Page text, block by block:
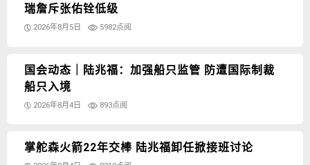
瑞詹斥张佑铨低级
2026年8月5日 5982点阅
国会动态｜陆兆福：加强船只监管 防遭国际制裁
船只入境
2026年8月4日 893点阅
掌舵森火箭22年交棒 陆兆福卸任掀接班讨论